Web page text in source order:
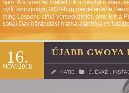
16.
NOV/2018
ÚJABB
KATIE 3. ÉVAD